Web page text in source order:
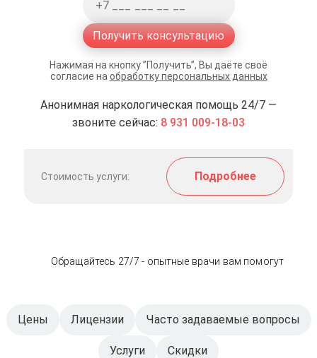
Получить консультацию
Нажимая на кнопку ”Получить”, Вы даёте своё
согласие на обработку персональных данных
Анонимная наркологическая помощь 24/7 —
звоните сейчас: 8 931 009-18-03
Стоимость услуги: Подробнее
Обращайтесь 27/7 - опытные врачи вам помогут
Цены Лицензии Часто задаваемые вопросы
Услуги Скидки